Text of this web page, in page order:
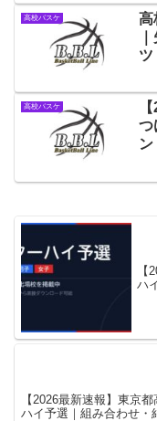
高校バスケ
高
ツ
高校バスケ
つ
ン
ハ
【2026最新速報】東京
ハイ予選｜組み合わせ・